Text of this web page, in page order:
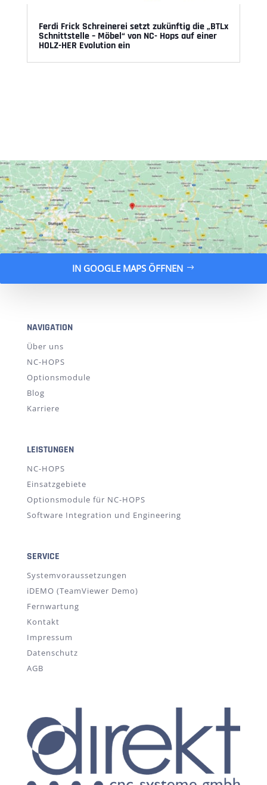
Ferdi Frick Schreinerei setzt zukünftig die „BTLx
Schnittstelle – Möbel“ von NC- Hops auf einer
HOLZ-HER Evolution ein
IN GOOGLE MAPS ÖFFNEN
NAVIGATION
Über uns
NC-HOPS
Optionsmodule
Blog
Karriere
LEISTUNGEN
NC-HOPS
Einsatzgebiete
Optionsmodule für NC-HOPS
Software Integration und Engineering
SERVICE
Systemvoraussetzungen
iDEMO (TeamViewer Demo)
Fernwartung
Kontakt
Impressum
Datenschutz
AGB